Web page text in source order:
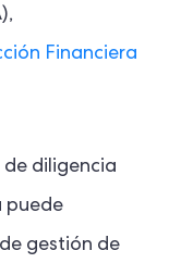
Financiera
diligencia
puede
gestión de